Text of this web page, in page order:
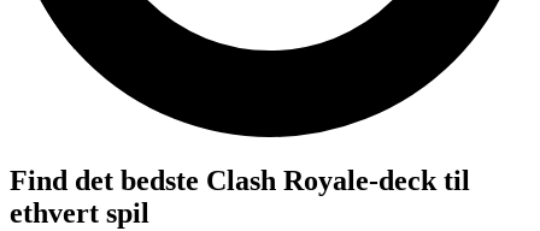
Find det bedste Clash Royale-deck til
ethvert spil